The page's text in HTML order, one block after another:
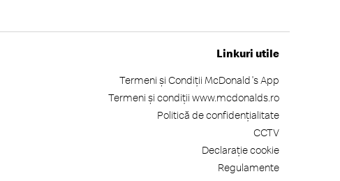
Linkuri utile
Termeni și Condiții McDonald's App
Termeni și condiții www.mcdonalds.ro
Politică de confidențialitate
CCTV
Declarație cookie
Regulamente